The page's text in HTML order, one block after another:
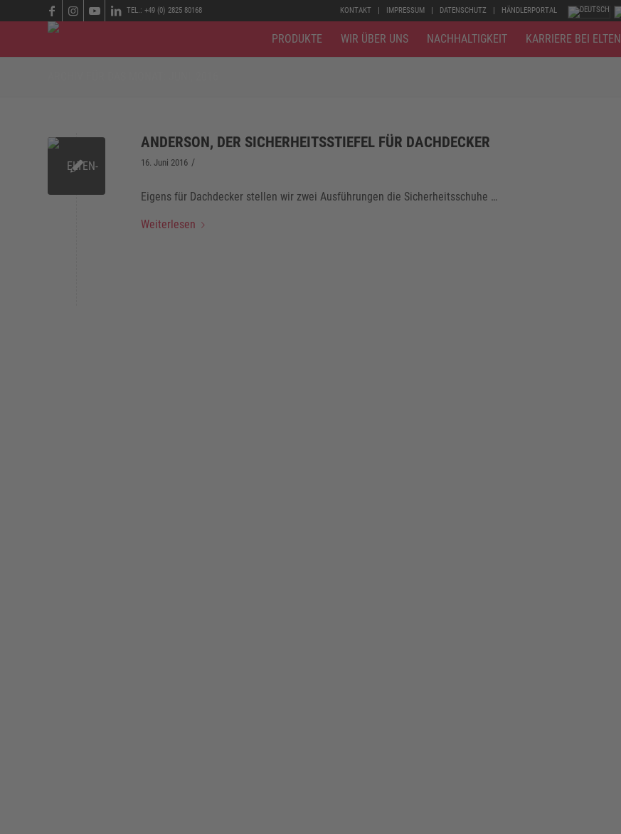
KONTAKT IMPRESSUM DATENSCHUTZ HÄNDLERPORTAL
TEL.: +49 (0) 2825 80168
PRODUKTE WIR ÜBER UNS NACHHALTIGKEIT KARRIERE BEI ELTEN
ANDERSON, DER SICHERHEITSSTIEFEL FÜR DACHDECKER
16. Juni 2016 /
Eigens für Dachdecker stellen wir zwei Ausführungen die Sicherheitsschuhe …
Weiterlesen